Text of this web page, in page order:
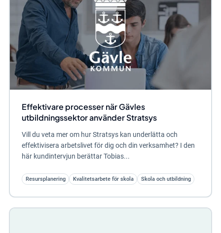
Effektivare processer när Gävles
utbildningssektor använder Stratsys
Vill du veta mer om hur Stratsys kan underlätta och
effektivisera arbetslivet för dig och din verksamhet? I den
här kundintervjun berättar Tobias...
Resursplanering Kvalitetsarbete för skola Skola och utbildning